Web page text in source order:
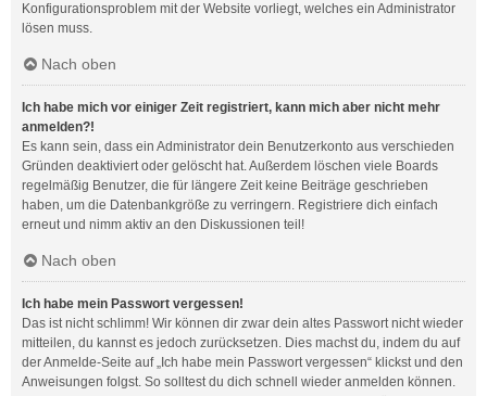
Konfigurationsproblem mit der Website vorliegt, welches ein Administrator
lösen muss.
Nach oben
Ich habe mich vor einiger Zeit registriert, kann mich aber nicht mehr
anmelden?!
Es kann sein, dass ein Administrator dein Benutzerkonto aus verschieden
Gründen deaktiviert oder gelöscht hat. Außerdem löschen viele Boards
regelmäßig Benutzer, die für längere Zeit keine Beiträge geschrieben
haben, um die Datenbankgröße zu verringern. Registriere dich einfach
erneut und nimm aktiv an den Diskussionen teil!
Nach oben
Ich habe mein Passwort vergessen!
Das ist nicht schlimm! Wir können dir zwar dein altes Passwort nicht wieder
mitteilen, du kannst es jedoch zurücksetzen. Dies machst du, indem du auf
der Anmelde-Seite auf „Ich habe mein Passwort vergessen“ klickst und den
Anweisungen folgst. So solltest du dich schnell wieder anmelden können.